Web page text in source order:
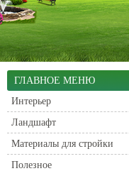
ГЛАВНОЕ МЕНЮ
Интерьер
Ландшафт
Материалы для стройки
Полезное